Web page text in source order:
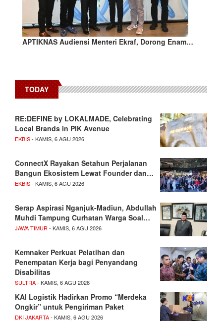
APTIKNAS Audiensi Menteri Ekraf, Dorong Enam…
TODAY
RE:DEFINE by LOKALMADE, Celebrating
Local Brands in PIK Avenue
EKBIS- KAMIS, 6 AGU 2026
ConnectX Rayakan Setahun Perjalanan
Bangun Ekosistem Lewat Founder dan…
EKBIS- KAMIS, 6 AGU 2026
Serap Aspirasi Nganjuk-Madiun, Abdullah
Muhdi Tampung Curhatan Warga Soal…
JAWA TIMUR - KAMIS, 6 AGU 2026
Kemnaker Perkuat Pelatihan dan
Penempatan Kerja bagi Penyandang
Disabilitas
SULTRA- KAMIS, 6 AGU 2026
KAI Logistik Hadirkan Promo “Merdeka
Ongkir” untuk Pengiriman Paket
DKI JAKARTA- KAMIS, 6 AGU 2026